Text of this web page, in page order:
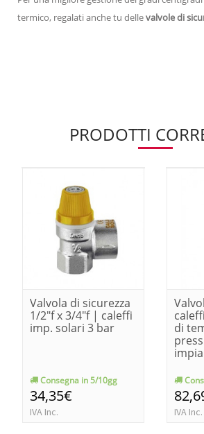
termico, regalati anche tu dellevalvole di
PRODOTTI
Valvola di sicurezza
1/2"f x 3/4"f | caleffi
imp. solari 3 bar
Consegna in 5/10gg
34,35€
IVA Inc.
di
IVA Inc.